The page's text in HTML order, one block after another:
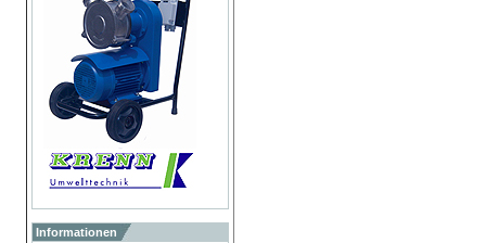
Informationen